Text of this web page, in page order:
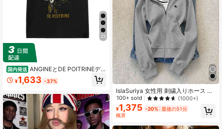
23
国内発送 ANGINEとDE POITRINEデ
ザインのウィムジカルTシャツ - ゴー
ルドとホワイトのグラフィックプリ
ァンタジー風アポセカシルエット -
カジュアルコットンで夏にぴったり
な着心地の良い一枚
¥1,633 -37%
IslaSuriya 女性用 刺繍入りホース フ
ード付きスリムフィットスウェット
シャツジャケット
100+ sold (1000+)
¥1,375 -20% 最後の51分
概算